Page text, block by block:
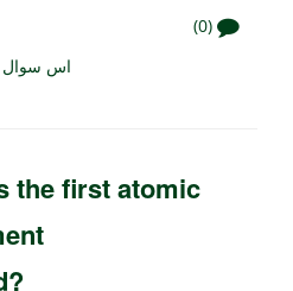
(0)
اس سوال
the first atomic